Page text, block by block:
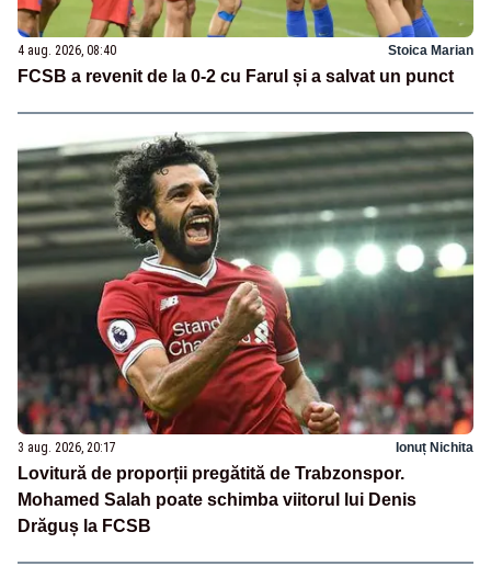
4 aug. 2026, 08:40 Stoica Marian
FCSB a revenit de la 0-2 cu Farul și a salvat un punct
3 aug. 2026, 20:17 Ionuț Nichita
Lovitură de proporții pregătită de Trabzonspor.
Mohamed Salah poate schimba viitorul lui Denis
Drăguș la FCSB